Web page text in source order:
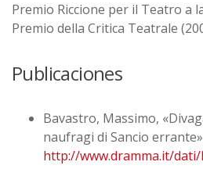
Premio Riccione per il Teatro a
Premio della Critica Teatrale
Publicaciones
Bavastro, Massimo,
naufragi di Sancio
http://www.dramma.it/